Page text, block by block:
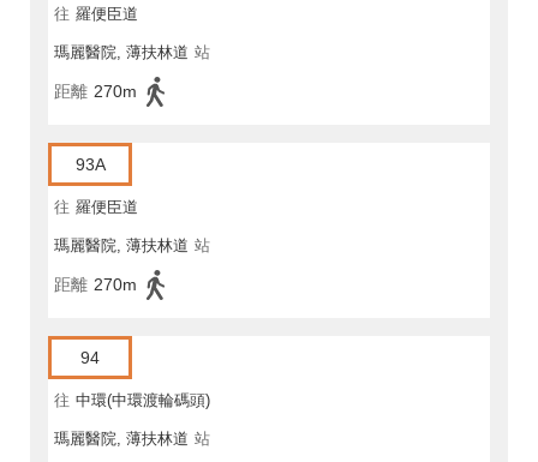
往 羅便臣道
瑪麗醫院, 薄扶林道 站
距離 270m
93A
往 羅便臣道
瑪麗醫院, 薄扶林道 站
距離 270m
94
往 中環(中環渡輪碼頭)
瑪麗醫院, 薄扶林道 站